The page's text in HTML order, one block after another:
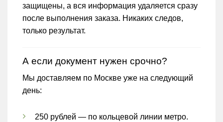
защищены, а вся информация удаляется сразу
после выполнения заказа. Никаких следов,
только результат.
А если документ нужен срочно?
Мы доставляем по Москве уже на следующий
день:
250 рублей — по кольцевой линии метро.